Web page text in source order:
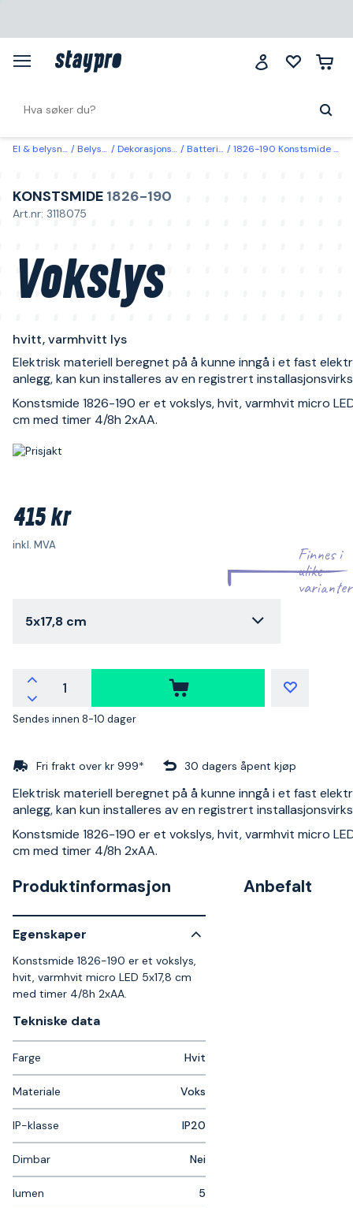
El & belysning Belysning Dekorasjonsbelysning Batteridrevne lys 1826-190 Konstsmide Vokslys hvitt, varmhvitt lys 5x17,8 cm
KONSTSMIDE 1826-190
Art.nr: 3118075
Vokslys
hvitt, varmhvitt lys
Elektrisk materiell beregnet på å kunne inngå i et fast
anlegg, kan kun installeres av en registrert
Konstsmide 1826-190 er et vokslys, hvit, varmhvit micro
cm med timer 4/8h 2xAA.
415 kr
inkl. MVA
Finnes i
ulike
varianter
5x17,8 cm
Sendes innen 8-10 dager
Fri frakt over kr 999* 30 dagers åpent kjøp
Elektrisk materiell beregnet på å kunne inngå i et fast
anlegg, kan kun installeres av en registrert
Konstsmide 1826-190 er et vokslys, hvit, varmhvit micro
cm med timer 4/8h 2xAA.
Produktinformasjon
Egenskaper
Konstsmide 1826-190 er et vokslys,
hvit, varmhvit micro LED 5x17,8 cm
med timer 4/8h 2xAA.
Tekniske data​
Farge Hvit
Materiale Voks
IP-klasse IP20
Dimbar Nei
lumen 5
Anbefalt